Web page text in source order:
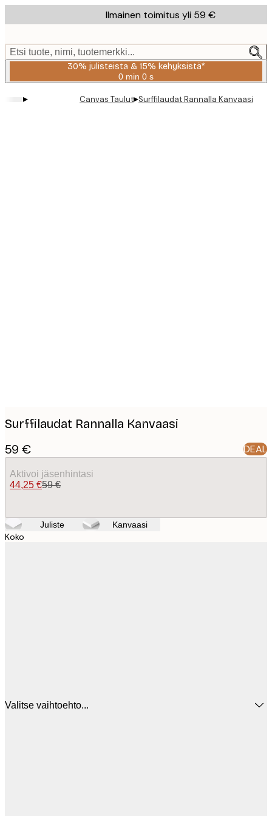
to
content.
Ilmainen toimitus yli 59 €
Etsi tuote, nimi, tuotemerkki...
30% julisteista & 15% kehyksistä*
0 min 0 s
Voimassa
2026-
▸ Canvas Taulut▸Surffilaudat Rannalla Kanvaasi
Surffilaudat Rannalla Kanvaasi
59 € DEAL
Aktivoi jäsenhintasi
44,25 €59 €
Juliste Kanvaasi
Koko
Valitse vaihtoehto...